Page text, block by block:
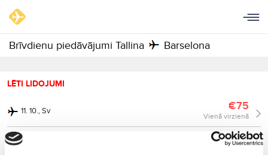
Brīvdienu piedāvājumi Tallina Barselona
LĒTI LIDOJUMI
11. 10., Sv €75
Vienā virzienā
18. 10., Sv €85
Vienā virzienā